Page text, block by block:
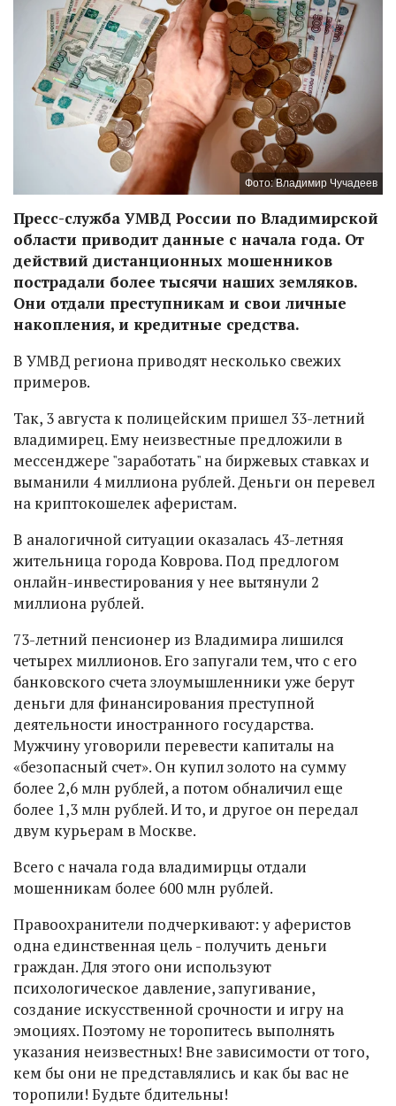
Фото: Владимир Чучадеев
Пресс-служба УМВД России по Владимирской
области приводит данные с начала года. От
действий дистанционных мошенников
пострадали более тысячи наших земляков.
Они отдали преступникам и свои личные
накопления, и кредитные средства.
В УМВД региона приводят несколько свежих
примеров.
Так, 3 августа к полицейским пришел 33-летний
владимирец. Ему неизвестные предложили в
мессенджере "заработать" на биржевых ставках и
выманили 4 миллиона рублей. Деньги он перевел
на криптокошелек аферистам.
В аналогичной ситуации оказалась 43-летняя
жительница города Коврова. Под предлогом
онлайн-инвестирования у нее вытянули 2
миллиона рублей.
73-летний пенсионер из Владимира лишился
четырех миллионов. Его запугали тем, что с его
банковского счета злоумышленники уже берут
деньги для финансирования преступной
деятельности иностранного государства.
Мужчину уговорили перевести капиталы на
«безопасный счет». Он купил золото на сумму
более 2,6 млн рублей, а потом обналичил еще
более 1,3 млн рублей. И то, и другое он передал
двум курьерам в Москве.
Всего с начала года владимирцы отдали
мошенникам более 600 млн рублей.
Правоохранители подчеркивают: у аферистов
одна единственная цель - получить деньги
граждан. Для этого они используют
психологическое давление, запугивание,
создание искусственной срочности и игру на
эмоциях. Поэтому не торопитесь выполнять
указания неизвестных! Вне зависимости от того,
кем бы они не представлялись и как бы вас не
торопили! Будьте бдительны!